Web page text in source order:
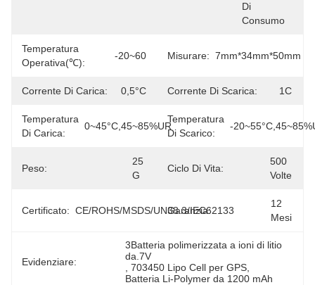
Di
Consumo
Temperatura
Operativa(℃):
-20~60 Misurare: 7mm*34mm*50mm
Corrente Di Carica: 0,5°C Corrente Di Scarica: 1C
Temperatura
Di Carica:
0~45°C,45~85%UR
Temperatura
Di Scarico:
-
Peso:
25
G
Ciclo Di Vita:
500
Volte
Certificato: CE/ROHS/MSDS/UN38.3/IEC62133
Garanzia:
12
Mesi
Evidenziare:
3Batteria polimerizzata a ioni di litio
da.7V
, 703450 Lipo Cell per GPS
Batteria Li-Polymer da 1200 mAh